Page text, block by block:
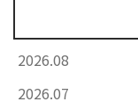
2026.08
2026.07